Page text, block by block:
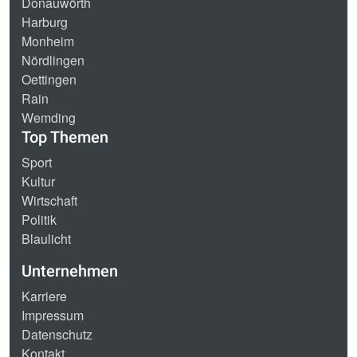
Harburg
Monheim
Nördlingen
Oettingen
Rain
Wemding
Top Themen
Sport
Kultur
Wirtschaft
Politik
Blaulicht
Unternehmen
Karriere
Impressum
Datenschutz